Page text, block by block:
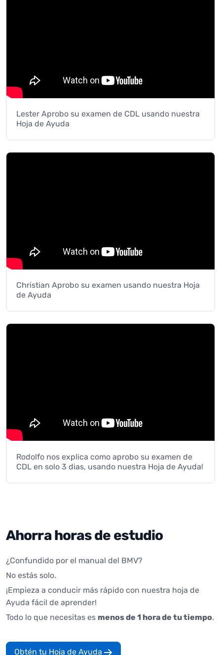
Lester Aprobo su examen de CDL usando nuestra
Hoja de Ayuda
Christian Aprobo su examen usando nuestra Hoja
de Ayuda
Rodolfo nos explica como aprobo su examen de
CDL en solo 3 dias, usando nuestra Hoja de Ayuda!
Ahorra horas de estudio
¿Confundido por el manual del BMV?
No estás solo.
¡Empieza a conducir más rápido con nuestra hoja de
Ayuda fácil de aprender!
Todo lo que necesitas es menos de 1 hora de tu tiempo.
Obtén tu Hoja de Ayuda